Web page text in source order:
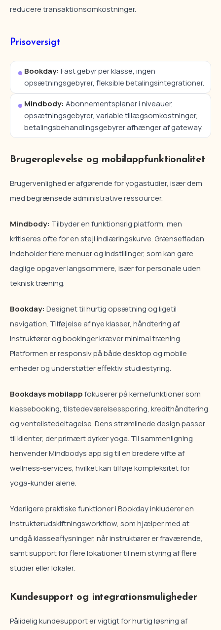
reducere transaktionsomkostninger.
Prisoversigt
Bookday: Fast gebyr per klasse, ingen
opsætningsgebyrer, fleksible betalingsintegrationer.
Mindbody: Abonnementsplaner i niveauer,
opsætningsgebyrer, variable tillægsomkostninger,
betalingsbehandlingsgebyrer afhænger af gateway.
Brugeroplevelse og mobilappfunktionalitet
Brugervenlighed er afgørende for yogastudier, især dem
med begrænsede administrative ressourcer.
Mindbody: Tilbyder en funktionsrig platform, men
kritiseres ofte for en stejl indlæringskurve. Grænsefladen
indeholder flere menuer og indstillinger, som kan gøre
daglige opgaver langsommere, især for personale uden
teknisk træning.
Bookday: Designet til hurtig opsætning og ligetil
navigation. Tilføjelse af nye klasser, håndtering af
instruktører og bookinger kræver minimal træning.
Platformen er responsiv på både desktop og mobile
enheder og understøtter effektiv studiestyring.
Bookdays mobilappfokuserer på kernefunktioner som
klassebooking, tilstedeværelsessporing, kredithåndtering
og ventelistedeltagelse. Dens strømlinede design passer
til klienter, der primært dyrker yoga. Til sammenligning
henvender Mindbodys app sig til en bredere vifte af
wellness-services, hvilket kan tilføje kompleksitet for
yoga-kunder alene.
Yderligere praktiske funktioner i Bookday inkluderer en
instruktørudskiftningsworkflow, som hjælper med at
undgå klasseaflysninger, når instruktører er fraværende,
samt support for flere lokationer til nem styring af flere
studier eller lokaler.
Kundesupport og integrationsmuligheder
Pålidelig kundesupport er vigtigt for hurtig løsning af